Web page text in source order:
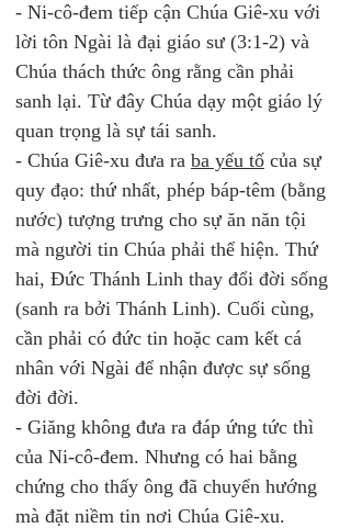
- Ni-cô-đem tiếp cận Chúa Giê-xu với
lời tôn Ngài là đại giáo sư (3:1-2) và
Chúa thách thức ông rằng cần phải
sanh lại. Từ đây Chúa dạy một giáo lý
quan trọng là sự tái sanh.
- Chúa Giê-xu đưa ra ba yếu tố của sự
quy đạo: thứ nhất, phép báp-têm (bằng
nước) tượng trưng cho sự ăn năn tội
mà người tin Chúa phải thể hiện. Thứ
hai, Đức Thánh Linh thay đổi đời sống
(sanh ra bởi Thánh Linh). Cuối cùng,
cần phải có đức tin hoặc cam kết cá
nhân với Ngài để nhận được sự sống
đời đời.
- Giăng không đưa ra đáp ứng tức thì
của Ni-cô-đem. Nhưng có hai bằng
chứng cho thấy ông đã chuyển hướng
mà đặt niềm tin nơi Chúa Giê-xu.